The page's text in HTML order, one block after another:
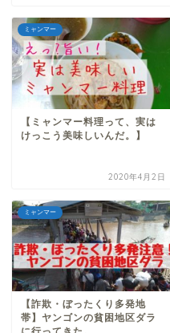
ミャンマー
【ミャンマー料理って、実は
けっこう美味しいんだ。】
2020年4月2日
ミャンマー
【詐欺・ぼったくり多発地
帯】ヤンゴンの貧困地区ダラ